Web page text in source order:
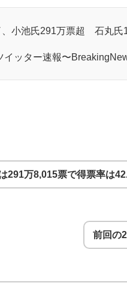
、小池氏291万票超 石丸氏
ッター速報〜
291万8,015票で得票率は
前回の